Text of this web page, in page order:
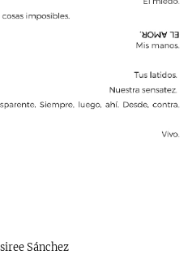
Sánchez